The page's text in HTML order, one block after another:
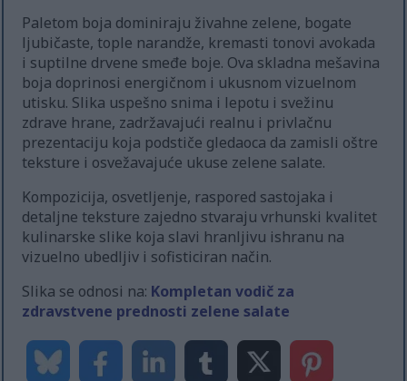
Paletom boja dominiraju živahne zelene, bogate
ljubičaste, tople narandže, kremasti tonovi avokada
i suptilne drvene smeđe boje. Ova skladna mešavina
boja doprinosi energičnom i ukusnom vizuelnom
utisku. Slika uspešno snima i lepotu i svežinu
zdrave hrane, zadržavajući realnu i privlačnu
prezentaciju koja podstiče gledaoca da zamisli oštre
teksture i osvežavajuće ukuse zelene salate.
Kompozicija, osvetljenje, raspored sastojaka i
detaljne teksture zajedno stvaraju vrhunski kvalitet
kulinarske slike koja slavi hranljivu ishranu na
vizuelno ubedljiv i sofisticiran način.
Slika se odnosi na: Kompletan vodič za
zdravstvene prednosti zelene salate